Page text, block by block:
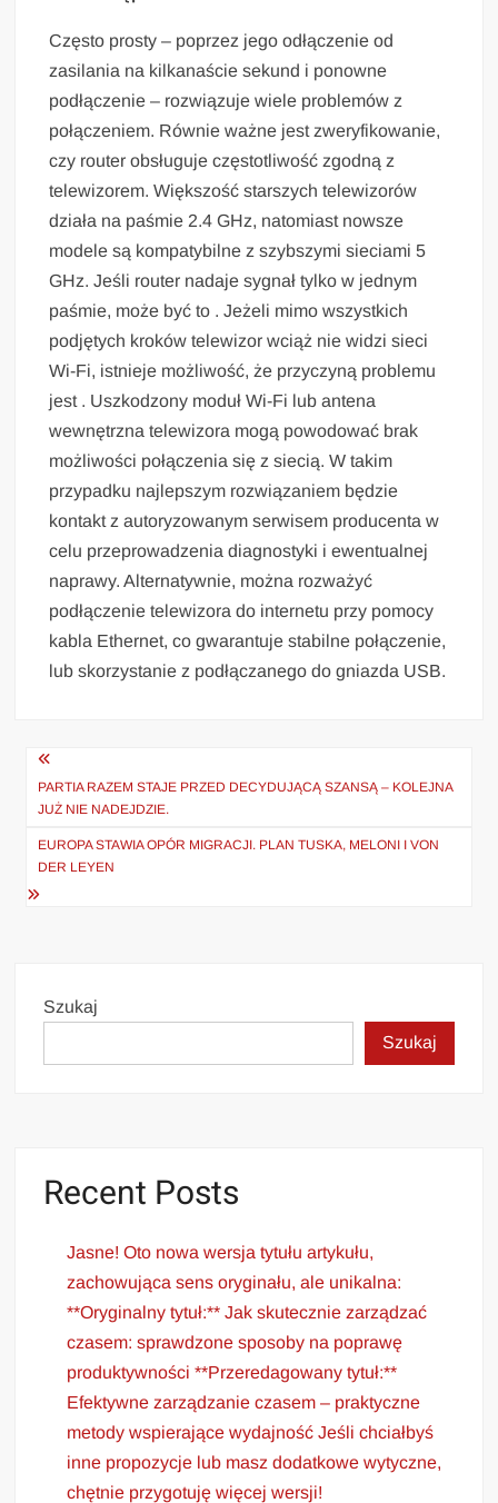
Często prosty – poprzez jego odłączenie od
zasilania na kilkanaście sekund i ponowne
podłączenie – rozwiązuje wiele problemów z
połączeniem. Równie ważne jest zweryfikowanie,
czy router obsługuje częstotliwość zgodną z
telewizorem. Większość starszych telewizorów
działa na paśmie 2.4 GHz, natomiast nowsze
modele są kompatybilne z szybszymi sieciami 5
GHz. Jeśli router nadaje sygnał tylko w jednym
paśmie, może być to . Jeżeli mimo wszystkich
podjętych kroków telewizor wciąż nie widzi sieci
Wi-Fi, istnieje możliwość, że przyczyną problemu
jest . Uszkodzony moduł Wi-Fi lub antena
wewnętrzna telewizora mogą powodować brak
możliwości połączenia się z siecią. W takim
przypadku najlepszym rozwiązaniem będzie
kontakt z autoryzowanym serwisem producenta w
celu przeprowadzenia diagnostyki i ewentualnej
naprawy. Alternatywnie, można rozważyć
podłączenie telewizora do internetu przy pomocy
kabla Ethernet, co gwarantuje stabilne połączenie,
lub skorzystanie z podłączanego do gniazda USB.
Nawigacja
wpisu
PARTIA RAZEM STAJE PRZED DECYDUJĄCĄ SZANSĄ – KOLEJNA
JUŻ NIE NADEJDZIE.
EUROPA STAWIA OPÓR MIGRACJI. PLAN TUSKA, MELONI I VON
DER LEYEN
Szukaj
Szukaj
Recent Posts
Jasne! Oto nowa wersja tytułu artykułu,
zachowująca sens oryginału, ale unikalna:
**Oryginalny tytuł:** Jak skutecznie zarządzać
czasem: sprawdzone sposoby na poprawę
produktywności **Przeredagowany tytuł:**
Efektywne zarządzanie czasem – praktyczne
metody wspierające wydajność Jeśli chciałbyś
inne propozycje lub masz dodatkowe wytyczne,
chętnie przygotuję więcej wersji!